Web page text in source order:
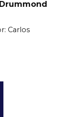
Carlos